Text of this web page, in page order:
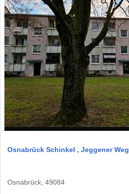
Osnabrück Schinkel , Jeggener Weg
Osnabrück, 49084